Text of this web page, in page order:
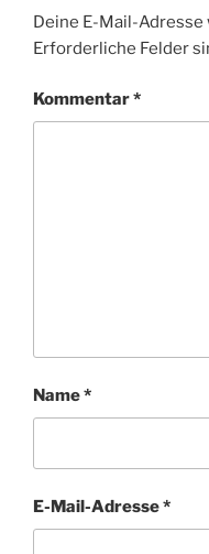
Deine E-Mail-
Erforderliche Felder
Kommentar*
Name*
E-Mail-Adresse*